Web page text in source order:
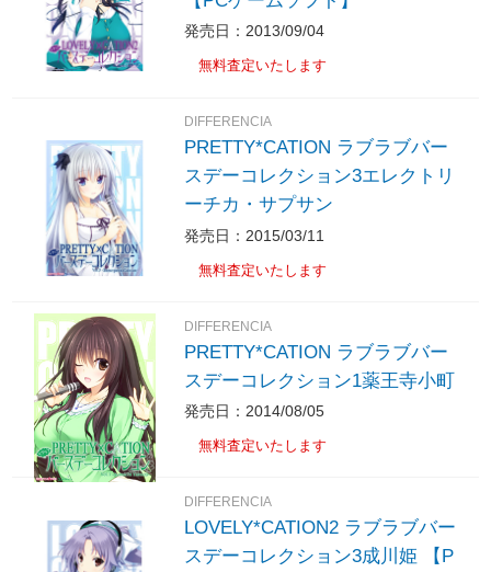
発売日：2013/09/04
無料査定いたします
DIFFERENCIA
PRETTY*CATION ラブラブバー
スデーコレクション3エレクトリ
ーチカ・サプサン
発売日：2015/03/11
無料査定いたします
DIFFERENCIA
PRETTY*CATION ラブラブバー
スデーコレクション1薬王寺小町
発売日：2014/08/05
無料査定いたします
DIFFERENCIA
LOVELY*CATION2 ラブラブバー
スデーコレクション3成川姫 【P